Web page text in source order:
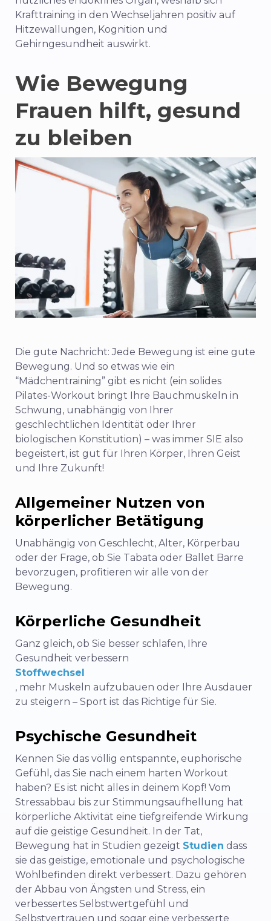
Krafttraining in den Wechseljahren positiv auf
Hitzewallungen, Kognition und
Gehirngesundheit auswirkt.
Wie Bewegung
Frauen hilft, gesund
zu bleiben
Die gute Nachricht: Jede Bewegung ist eine gute
Bewegung. Und so etwas wie ein
“Mädchentraining” gibt es nicht (ein solides
Pilates-Workout bringt Ihre Bauchmuskeln in
Schwung, unabhängig von Ihrer
geschlechtlichen Identität oder Ihrer
biologischen Konstitution) – was immer SIE also
begeistert, ist gut für Ihren Körper, Ihren Geist
und Ihre Zukunft!
Allgemeiner Nutzen von
körperlicher Betätigung
Unabhängig von Geschlecht, Alter, Körperbau
oder der Frage, ob Sie Tabata oder Ballet Barre
bevorzugen, profitieren wir alle von der
Bewegung.
Körperliche Gesundheit
Ganz gleich, ob Sie besser schlafen, Ihre
Gesundheit verbessern
Stoffwechsel
, mehr Muskeln aufzubauen oder Ihre Ausdauer
zu steigern – Sport ist das Richtige für Sie.
Psychische Gesundheit
Kennen Sie das völlig entspannte, euphorische
Gefühl, das Sie nach einem harten Workout
haben? Es ist nicht alles in deinem Kopf! Vom
Stressabbau bis zur Stimmungsaufhellung hat
körperliche Aktivität eine tiefgreifende Wirkung
auf die geistige Gesundheit. In der Tat,
Bewegung hat in Studien gezeigt Studien dass
sie das geistige, emotionale und psychologische
Wohlbefinden direkt verbessert. Dazu gehören
der Abbau von Ängsten und Stress, ein
verbessertes Selbstwertgefühl und
Selbstvertrauen und sogar eine verbesserte